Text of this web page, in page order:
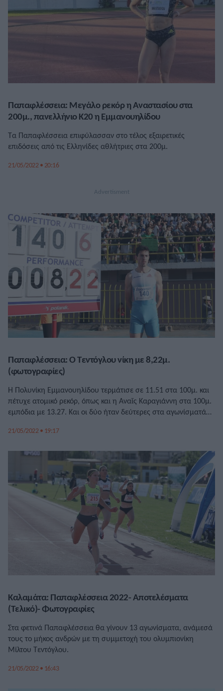
Παπαφλέσσεια: Μεγάλο ρεκόρ η Αναστασίου στα
200μ., πανελλήνιο Κ20 η Εμμανουηλίδου
Τα Παπαφλέσσεια επιφύλασσαν στο τέλος εξαιρετικές
επιδόσεις από τις Ελληνίδες αθλήτριες στα 200μ.
21/05/2022 • 20:16
Παπαφλέσσεια: Ο Τεντόγλου νίκη με 8,22μ.
(φωτογραφίες)
Η Πολυνίκη Εμμανουηλίδου τερμάτισε σε 11.51 στα 100μ. και
πέτυχε ατομικό ρεκόρ, όπως και η Αναΐς Καραγιάννη στα 100μ.
εμπόδια με 13.27. Και οι δύο ήταν δεύτερες στα αγωνίσματά
21/05/2022 • 19:17
Καλαμάτα: Παπαφλέσσεια 2022- Αποτελέσματα
(Τελικό)- Φωτογραφίες
Στα φετινά Παπαφλέσσεια θα γίνουν 13 αγωνίσματα, ανάμεσά
τους το μήκος ανδρών με τη συμμετοχή του ολυμπιονίκη
Μίλτου Τεντόγλου.
21/05/2022 • 16:43